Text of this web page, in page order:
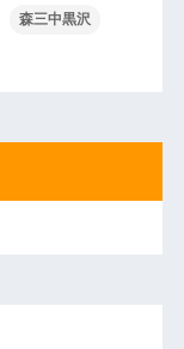
森三中黒沢